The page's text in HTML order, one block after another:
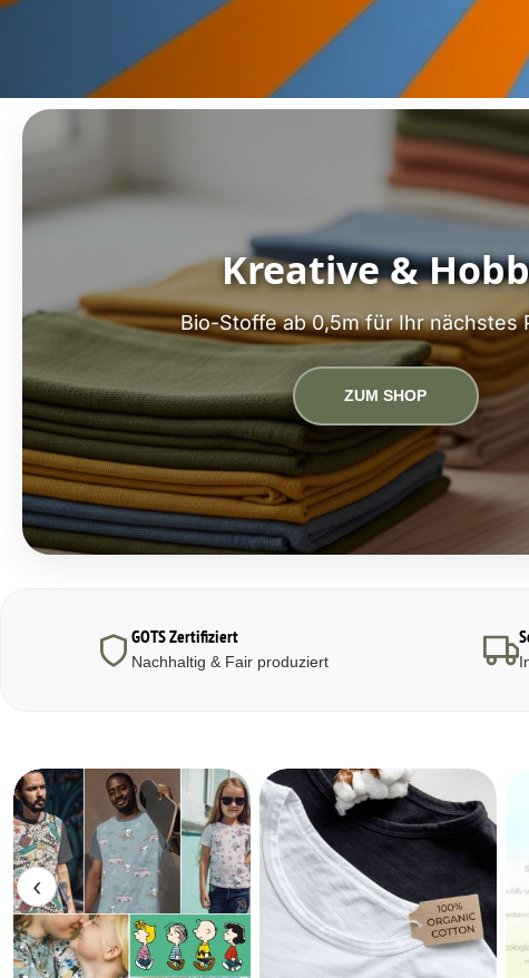
Kreative &
Bio-Stoffe ab 0,5m für Ihr nächstes
ZUM SHOP
GOTS Zertifiziert
Nachhaltig & Fair produziert
‹